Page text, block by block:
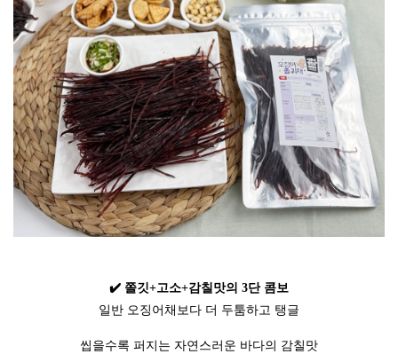
✔️ 쫄깃+고소+감칠맛의 3단 콤보
일반 오징어채보다 더 두툼하고 탱글
씹을수록 퍼지는 자연스러운 바다의 감칠맛